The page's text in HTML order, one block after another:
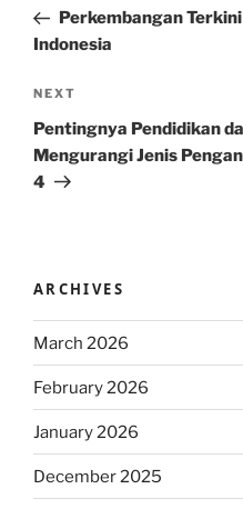
PostPerkembangan
Indonesia
Next
Post
NEXT
Pentingnya Pendidikan
Mengurangi Jenis
4
ARCHIVES
March 2026
February 2026
January 2026
December 2025